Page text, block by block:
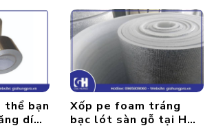
thể bạn
dính
Xốp pe foam tráng
bạc lót sàn gỗ tại Hà